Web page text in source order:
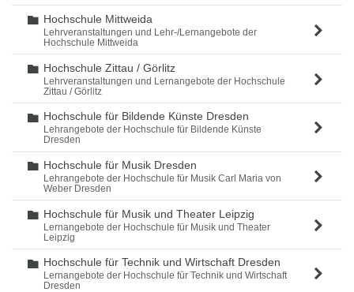
Ordner
Hochschule Mittweida
Lehrveranstaltungen und Lehr-/Lernangebote der
Hochschule Mittweida
Ordner
Hochschule Zittau / Görlitz
Lehrveranstaltungen und Lernangebote der Hochschule
Zittau / Görlitz
Ordner
Hochschule für Bildende Künste Dresden
Lehrangebote der Hochschule für Bildende Künste
Dresden
Ordner
Hochschule für Musik Dresden
Lehrangebote der Hochschule für Musik Carl Maria von
Weber Dresden
Ordner
Hochschule für Musik und Theater Leipzig
Lernangebote der Hochschule für Musik und Theater
Leipzig
Ordner
Hochschule für Technik und Wirtschaft Dresden
Lernangebote der Hochschule für Technik und Wirtschaft
Dresden